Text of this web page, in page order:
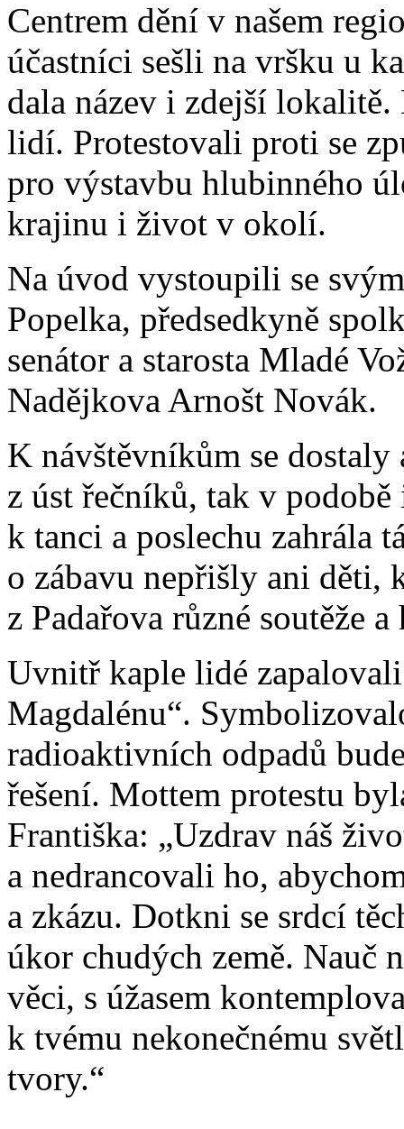
Centrem dění v našem
účastníci sešli na vršku u
dala název i zdejší lokalitě.
lidí. Protestovali proti se
pro výstavbu hlubinného
krajinu i život v okolí.
Na úvod vystoupili se
Popelka, předsedkyně
senátor a starosta Mladé
Nadějkova Arnošt Novák.
K návštěvníkům se
z úst řečníků, tak v
k tanci a poslechu zahrála
o zábavu nepřišly ani děti,
z Padařova různé soutěže a
Uvnitř kaple lidé
Magdalénu“.
radioaktivních odpadů
řešení. Mottem protestu
Františka: „Uzdrav náš
a nedrancovali ho,
a zkázu. Dotkni se srdcí
úkor chudých země. Nauč
věci, s úžasem
k tvému nekonečnému
tvory.“